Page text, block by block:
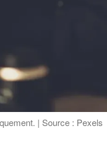
| Source : Pexels